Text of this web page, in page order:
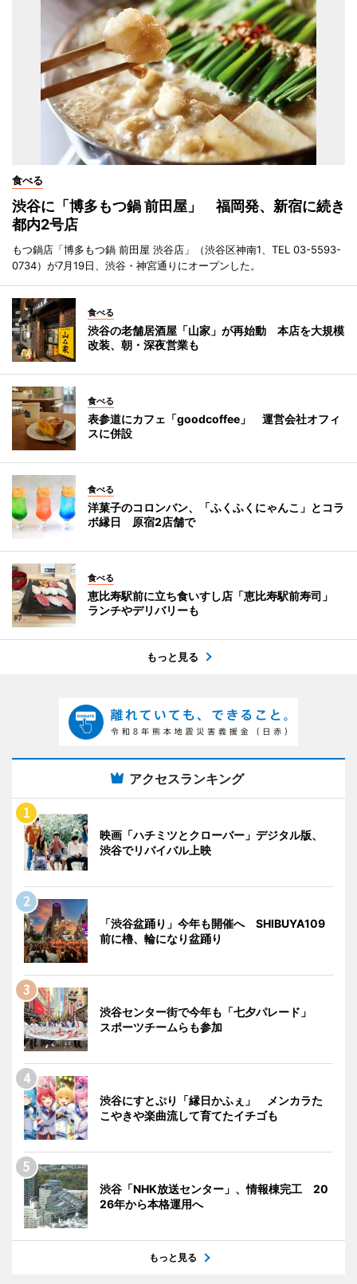
食べる
渋谷に「博多もつ鍋 前田屋」 福岡発、新宿に続き
都内2号店
もつ鍋店「博多もつ鍋 前田屋 渋谷店」（渋谷区神南1、TEL 03-5593-
0734）が7月19日、渋谷・神宮通りにオープンした。
食べる
渋谷の老舗居酒屋「山家」が再始動 本店を大規模
改装、朝・深夜営業も
食べる
表参道にカフェ「goodcoffee」 運営会社オフィ
スに併設
食べる
洋菓子のコロンバン、「ふくふくにゃんこ」とコラ
ボ縁日 原宿2店舗で
食べる
恵比寿駅前に立ち食いすし店「恵比寿駅前寿司」
ランチやデリバリーも
もっと見る
アクセスランキング
映画「ハチミツとクローバー」デジタル版、
渋谷でリバイバル上映
「渋谷盆踊り」今年も開催へ SHIBUYA109
前に櫓、輪になり盆踊り
渋谷センター街で今年も「七夕パレード」
スポーツチームらも参加
渋谷にすとぷり「縁日かふぇ」 メンカラた
こやきや楽曲流して育てたイチゴも
渋谷「NHK放送センター」、情報棟完工 20
26年から本格運用へ
もっと見る